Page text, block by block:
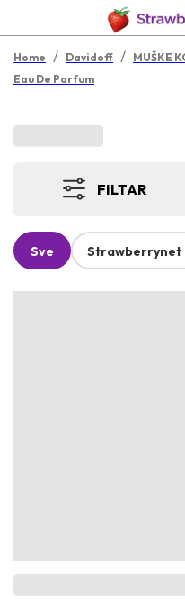
Home / Davidoff / MUŠKE
Eau De Parfum
FILTAR
Sve Strawberrynet